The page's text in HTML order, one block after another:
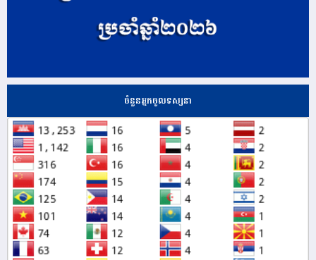
ចំនួនអ្នកចូលទស្សនា